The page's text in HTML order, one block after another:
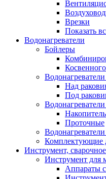
Врезки
Показать
Водонагреватели
Бойлеры
Над
Под
Проточные
Комплектующие
Инструмент,
Инструмент для
Аппараты